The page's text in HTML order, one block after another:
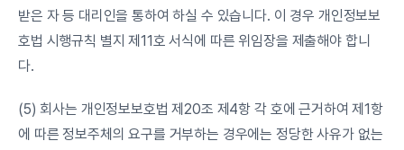
받은 자 등 대리인을 통하여 하실 수 있습니다. 이 경우 개인정보보
호법 시행규칙 별지 제11호 서식에 따른 위임장을 제출해야 합니
다.
(5) 회사는 개인정보보호법 제20조 제4항 각 호에 근거하여 제1항
에 따른 정보주체의 요구를 거부하는 경우에는 정당한 사유가 없는